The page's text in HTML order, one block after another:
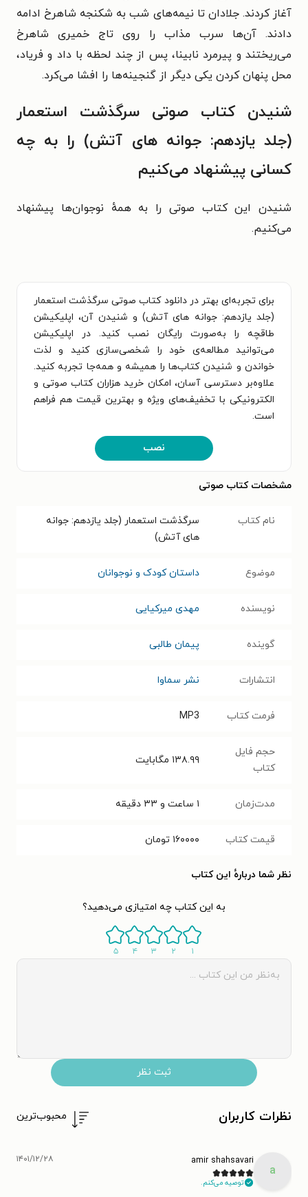
آغاز کردند. جلادان تا نیمه‌های شب به شکنجه شاهرخ ادامه
دادند. آن‌ها سرب مذاب را روی تاج خمیری شاهرخ
می‌ریختند و پیرمرد نابینا، پس از چند لحظه با داد و فریاد،
محل پنهان کردن یکی دیگر از گنجینه‌ها را افشا می‌کرد.
شنیدن کتاب صوتی سرگذشت استعمار
(جلد یازدهم: جوانه های آتش) را به چه
کسانی پیشنهاد می‌کنیم
شنیدن این کتاب صوتی را به همهٔ نوجوان‌ها پیشنهاد
می‌کنیم.
برای تجربه‌ای بهتر در دانلود کتاب صوتی سرگذشت استعمار
(جلد یازدهم: جوانه های آتش) و شنیدن آن، اپلیکیشن
طاقچه را به‌صورت رایگان نصب کنید. در اپلیکیشن
می‌توانید مطالعه‌ی خود را شخصی‌سازی کنید و لذت
خواندن و شنیدن کتاب‌ها را همیشه و همه‌جا تجربه کنید.
علاوه‌بر دسترسی آسان، امکان خرید هزاران کتاب صوتی و
الکترونیکی با تخفیف‌های ویژه و بهترین قیمت هم فراهم
است.
نصب
مشخصات کتاب صوتی
نام کتاب
سرگذشت استعمار (جلد یازدهم: جوانه
های آتش)
موضوع داستان کودک و نوجوانان
نویسنده مهدی میرکیایی
گوینده پیمان طالبی
انتشارات نشر سماوا
فرمت کتاب MP3
حجم فایل
کتاب
۱۳۸.۹۹ مگابایت
مدت‌زمان ۱ ساعت و ۳۳ دقیقه
قیمت کتاب ۱۶۰۰۰۰ تومان
نظر شما دربارهٔ این کتاب
به این کتاب چه امتیازی می‌دهید؟
۱ ۲ ۳ ۴ ۵
ثبت نظر
نظرات کاربران محبوب‌ترین
a
amir shahsavari
توصیه می‌کنم.
۱۴۰۱/۱۲/۲۸